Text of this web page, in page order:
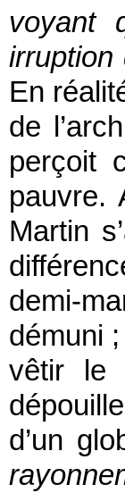
voyant
irruption
En
de
perçoit
pauvre.
Martin
demi-
démuni
vêtir le
d’un